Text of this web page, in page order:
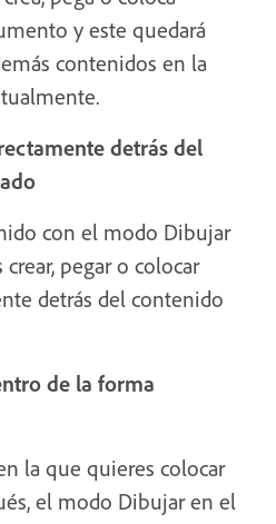
y este quedará
contenidos en la
detrás del
con el modo Dibujar
pegar o colocar
detrás del contenido
de la forma
la que quieres colocar
el modo Dibujar en el